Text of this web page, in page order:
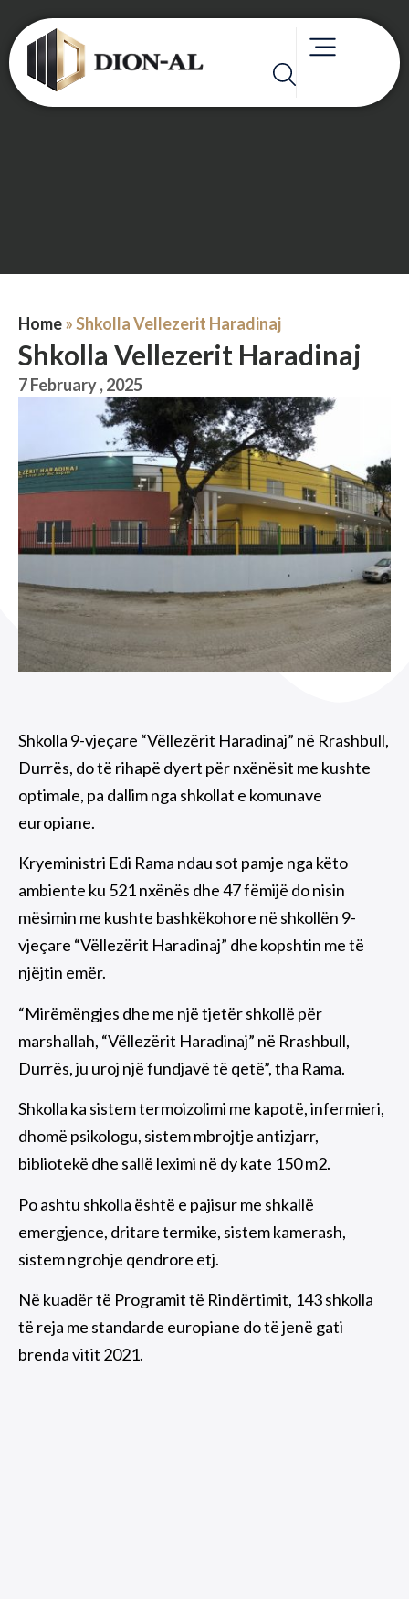
Home»Shkolla Vellezerit Haradinaj
Shkolla Vellezerit Haradinaj
7 February , 2025
Shkolla 9-vjeçare “Vëllezërit Haradinaj” në Rrashbull,
Durrës, do të rihapë dyert për nxënësit me kushte
optimale, pa dallim nga shkollat e komunave
europiane.
Kryeministri Edi Rama ndau sot pamje nga këto
ambiente ku 521 nxënës dhe 47 fëmijë do nisin
mësimin me kushte bashkëkohore në shkollën 9-
vjeçare “Vëllezërit Haradinaj” dhe kopshtin me të
njëjtin emër.
“Mirëmëngjes dhe me një tjetër shkollë për
marshallah, “Vëllezërit Haradinaj” në Rrashbull,
Durrës, ju uroj një fundjavë të qetë”, tha Rama.
Shkolla ka sistem termoizolimi me kapotë, infermieri,
dhomë psikologu, sistem mbrojtje antizjarr,
bibliotekë dhe sallë leximi në dy kate 150 m2.
Po ashtu shkolla është e pajisur me shkallë
emergjence, dritare termike, sistem kamerash,
sistem ngrohje qendrore etj.
Në kuadër të Programit të Rindërtimit, 143 shkolla
të reja me standarde europiane do të jenë gati
brenda vitit 2021.